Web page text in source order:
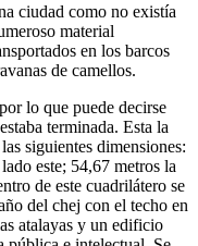
ciudad como no existía
material
en los barcos
de camellos.
lo que puede decirse
terminada. Esta la
siguientes dimensiones:
este; 54,67 metros la
de este cuadrilátero se
del chej con el techo en
atalayas y un edificio